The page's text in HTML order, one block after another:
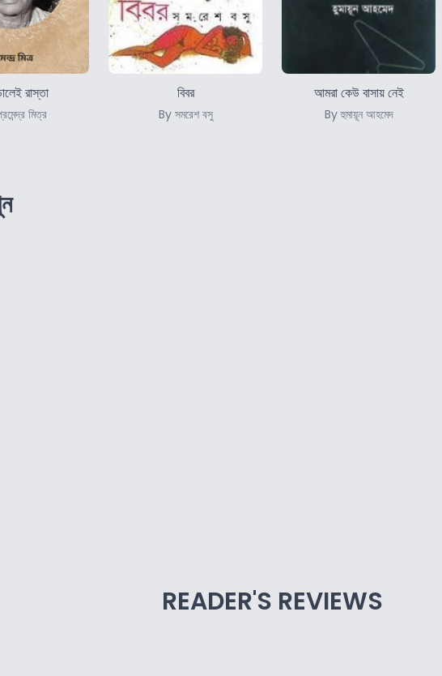
রাস্তা
মিত্র
বিবর
By সমরেশ বসু
আমরা কেউ বাসায় নেই
By হুমায়ূন আহমেদ
READER'S REVIEWS